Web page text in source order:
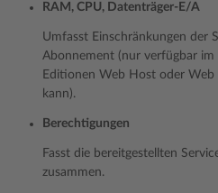
RAM, CPU, Datenträger-E/A
Umfasst Einschränkungen der
Abonnement (nur verfügbar im
Editionen Web Host oder
kann).
Berechtigungen
Fasst die bereitgestellten
zusammen.